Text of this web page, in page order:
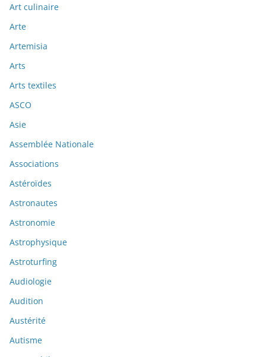
Art culinaire
Arte
Artemisia
Arts
Arts textiles
ASCO
Asie
Assemblée Nationale
Associations
Astéroïdes
Astronautes
Astronomie
Astrophysique
Astroturfing
Audiologie
Audition
Austérité
Autisme